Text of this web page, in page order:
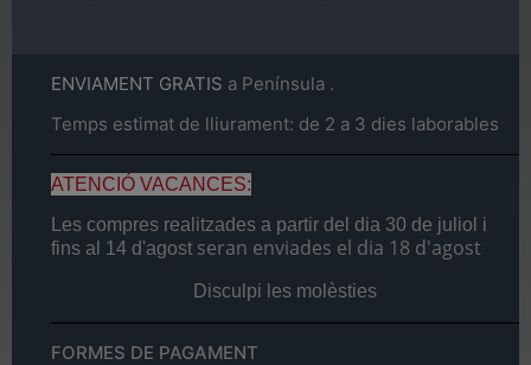
ENVIAMENT GRATIS a Península .
Temps estimat de lliurament: de 2 a 3 dies laborables
ATENCIÓ VACANCES:
Les compres realitzades a partir del dia 30 de juliol i
fins al 14 d'agost seran enviades el dia 18 d'agost
Disculpi les molèsties
FORMES DE PAGAMENT